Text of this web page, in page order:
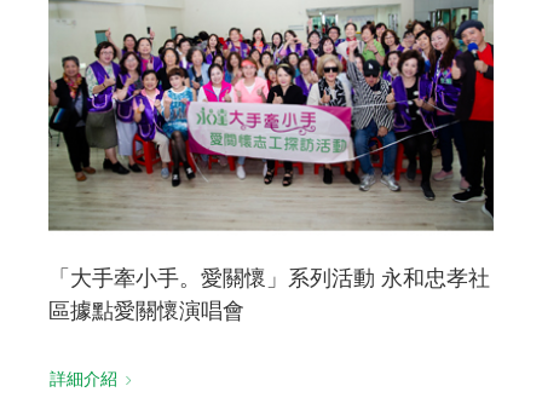
「大手牽小手。愛關懷」系列活動 永和忠孝社
區據點愛關懷演唱會
詳細介紹